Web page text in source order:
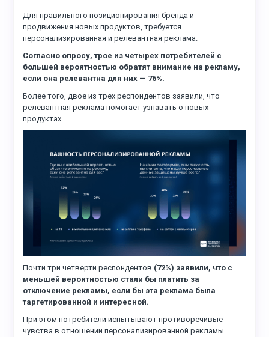
Для правильного позиционирования бренда и
продвижения новых продуктов, требуется
персонализированная и релевантная реклама.
Согласно опросу, трое из четырех потребителей с
большей вероятностью обратят внимание на рекламу,
если она релевантна для них — 76%.
Более того, двое из трех респондентов заявили, что
релевантная реклама помогает узнавать о новых
продуктах.
Почти три четверти респондентов (72%) заявили, что с
меньшей вероятностью стали бы платить за
отключение рекламы, если бы эта реклама была
таргетированной и интересной.
При этом потребители испытывают противоречивые
чувства в отношении персонализированной рекламы.